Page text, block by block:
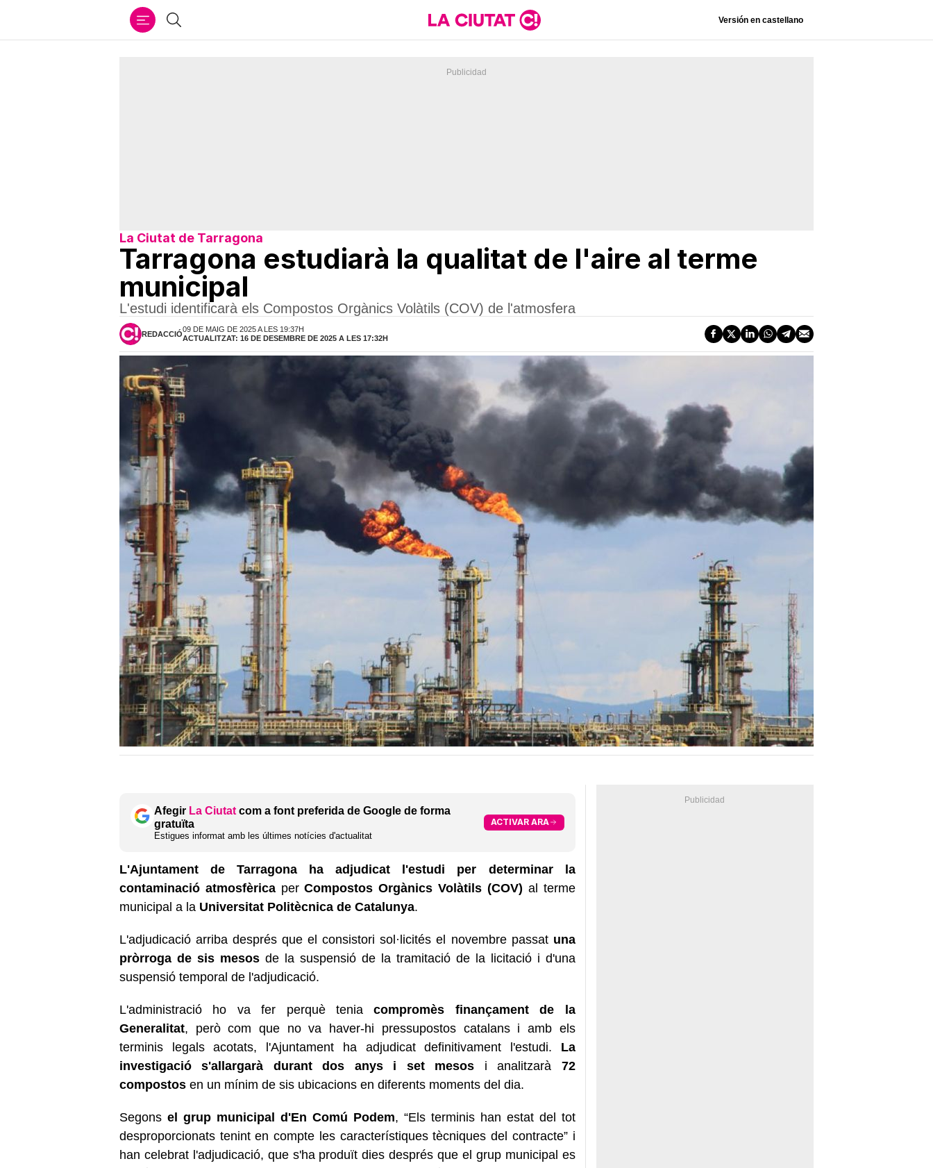
Cercar Versión en castellano
La Ciutat de Tarragona
Tarragona estudiarà la qualitat de l'aire al terme
municipal
L'estudi identificarà els Compostos Orgànics Volàtils (COV) de l'atmosfera
REDACCIÓ
09 DE MAIG DE 2025 A LES 19:37H
ACTUALITZAT: 16 DE DESEMBRE DE 2025 A LES 17:32H
Afegir La Ciutat com a font preferida de Google de forma
gratuïta
Estigues informat amb les últimes notícies d'actualitat
ACTIVAR ARA
L'Ajuntament de Tarragona ha adjudicat l'estudi per determinar la
contaminació atmosfèricaperCompostos Orgànics Volàtils (COV) al terme
municipal a la Universitat Politècnica de Catalunya.
L'adjudicació arriba després que el consistori sol·licités el novembre passat una
pròrroga de sis mesosde la suspensió de la tramitació de la licitació i d'una
suspensió temporal de l'adjudicació.
L'administració ho va fer perquè teniacompromès finançament de la
Generalitat, però com que no va haver-hi pressupostos catalans i amb els
terminis legals acotats, l'Ajuntament ha adjudicat definitivament l'estudi. La
investigació s'allargarà durant dos anys i set mesos i analitzarà 72
compostos en un mínim de sis ubicacions en diferents moments del dia.
Segons el grup municipal d'En Comú Podem, “Els terminis han estat del tot
desproporcionats tenint en compte les característiques tècniques del contracte” i
han celebrat l'adjudicació, que s'ha produït dies després que el grup municipal es